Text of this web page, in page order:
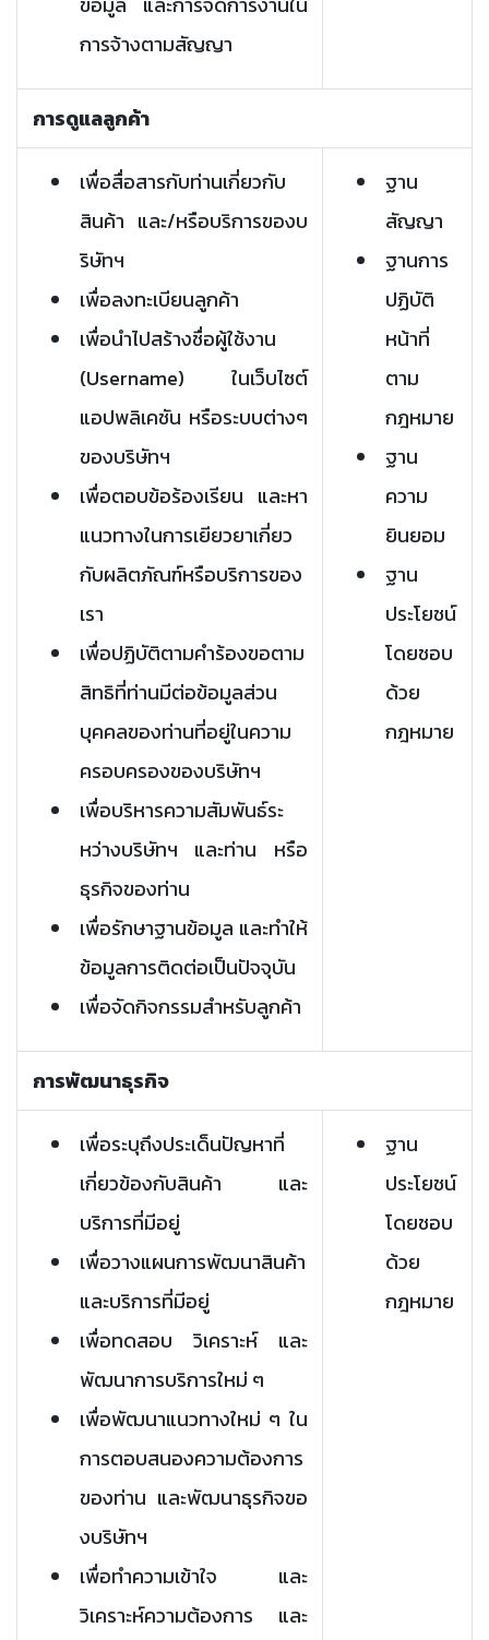
การจ้างตามสัญญา
การดูแลลูกค้า
เพื่อสื่อสารกับท่านเกี่ยวกับ
สินค้า และ/หรือบริการของบ
ริษัทฯ
เพื่อลงทะเบียนลูกค้า
เพื่อนำไปสร้างชื่อผู้ใช้งาน
(Username) ในเว็บไซต์
แอปพลิเคชัน หรือระบบต่างๆ
ของบริษัทฯ
เพื่อตอบข้อร้องเรียน และหา
แนวทางในการเยียวยาเกี่ยว
กับผลิตภัณฑ์หรือบริการของ
เรา
เพื่อปฏิบัติตามคำร้องขอตาม
สิทธิที่ท่านมีต่อข้อมูลส่วน
บุคคลของท่านที่อยู่ในความ
ครอบครองของบริษัทฯ
เพื่อบริหารความสัมพันธ์ระ
หว่างบริษัทฯ และท่าน หรือ
ธุรกิจของท่าน
เพื่อรักษาฐานข้อมูล และทำให้
ข้อมูลการติดต่อเป็นปัจจุบัน
เพื่อจัดกิจกรรมสำหรับลูกค้า
ฐาน
สัญญา
ฐานการ
ปฏิบัติ
หน้าที่
ตาม
กฎหมาย
ฐาน
ความ
ยินยอม
ฐาน
ประโยชน์
โดยชอบ
ด้วย
กฎหมาย
การพัฒนาธุรกิจ
เพื่อระบุถึงประเด็นปัญหาที่
เกี่ยวข้องกับสินค้า และ
บริการที่มีอยู่
เพื่อวางแผนการพัฒนาสินค้า
และบริการที่มีอยู่
เพื่อทดสอบ วิเคราะห์ และ
พัฒนาการบริการใหม่ ๆ
เพื่อพัฒนาแนวทางใหม่ ๆ ใน
การตอบสนองความต้องการ
ของท่าน และพัฒนาธุรกิจขอ
งบริษัทฯ
เพื่อทำความเข้าใจ และ
วิเคราะห์ความต้องการ และ
ฐาน
ประโยชน์
โดยชอบ
ด้วย
กฎหมาย